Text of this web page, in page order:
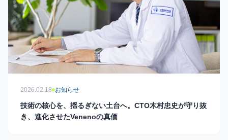
2026.02.18 お知らせ
技術の核心を、揺るぎない土台へ。CTO木村忠史が守り抜
き、進化させたVenenoの真価